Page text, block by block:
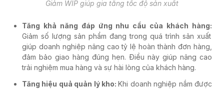
Giảm WIP giúp gia tăng tốc độ sản xuất
Tăng khả năng đáp ứng nhu cầu của khách hàng:
Giảm số lượng sản phẩm đang trong quá trình sản xuất
giúp doanh nghiệp nâng cao tỷ lệ hoàn thành đơn hàng,
đảm bảo giao hàng đúng hẹn. Điều này giúp nâng cao
trải nghiệm mua hàng và sự hài lòng của khách hàng.
Tăng hiệu quả quản lý kho: Khi doanh nghiệp nắm được